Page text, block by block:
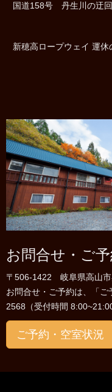
国道158号 丹生川の迂
新穂高ロープウェイ 運休
お問合せ・ご
〒506-1422 岐阜県高山
お問合せ・ご予約は、「
2568（受付時間
ご予約・空室状況